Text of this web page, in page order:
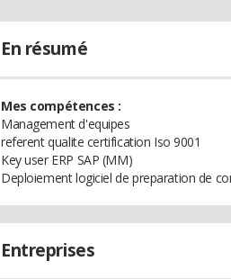
En résumé
Mes compétences :
Management d'equipes
referent qualite certification Iso 9001
Key user ERP SAP (MM)
Deploiement logiciel de preparation de
Entreprises